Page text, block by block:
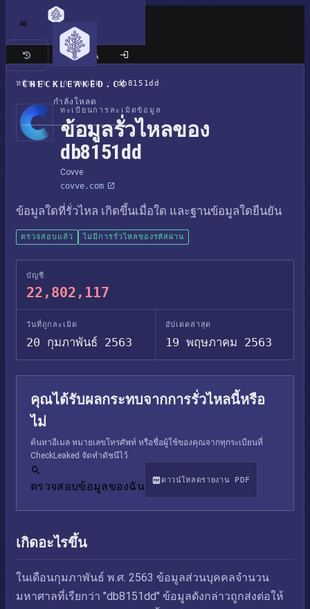
CHECKLEAKED.CC
กำลังโหลด
เว็บไซต์แบบคลาสสิก
หน้าแรก / การละเมิด / db8151dd
ทะเบียนการละเมิดข้อมูล
ข้อมูลรั่วไหลของ
db8151dd
Covve
covve.com
ข้อมูลใดที่รั่วไหล เกิดขึ้นเมื่อใด และฐานข้อมูลใดยืนยัน
ตรวจสอบแล้ว ไม่มีการรั่วไหลของรหัสผ่าน
บัญชี
22,802,117
วันที่ถูกละเมิด
20 กุมภาพันธ์ 2563
อัปเดตล่าสุด
19 พฤษภาคม 2563
คุณได้รับผลกระทบจากการรั่วไหลนี้หรือ
ไม่
ค้นหาอีเมล หมายเลขโทรศัพท์ หรือชื่อผู้ใช้ของคุณจากทุกระเบียนที่
CheckLeaked จัดทำดัชนีไว้
ตรวจสอบข้อมูลของฉัน ดาวน์โหลดรายงาน PDF
เกิดอะไรขึ้น
ในเดือนกุมภาพันธ์ พ.ศ. 2563 ข้อมูลส่วนบุคคลจำนวน
มหาศาลที่เรียกว่า "db8151dd" ข้อมูลดังกล่าวถูกส่งต่อให้